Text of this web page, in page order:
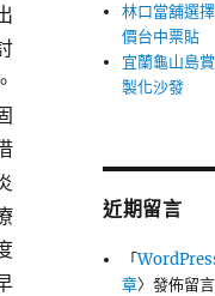
林口當舖選
價台中票貼
宜蘭龜山島
製化沙發
近期留言
「
章〉發佈留言